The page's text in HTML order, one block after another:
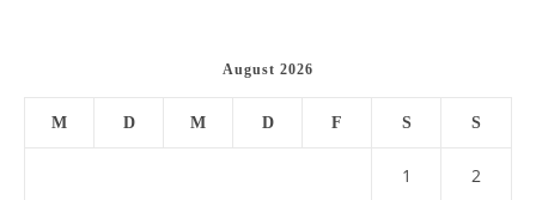
August 2026
M D M D F S S
1 2